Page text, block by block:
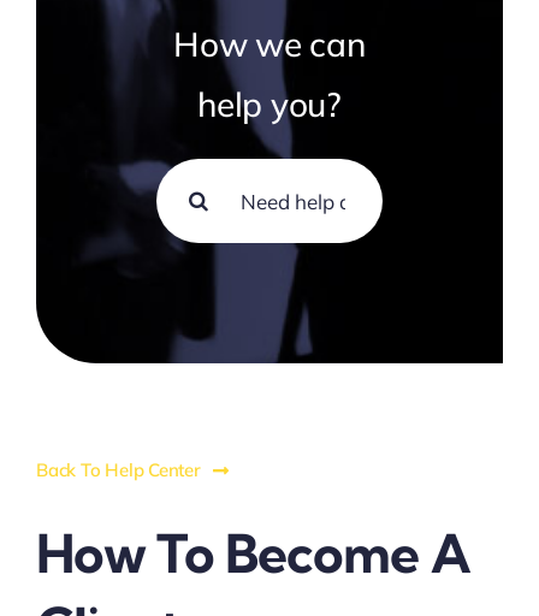
How we can
help you?
Search
for:
Back To Help Center
How To Become A